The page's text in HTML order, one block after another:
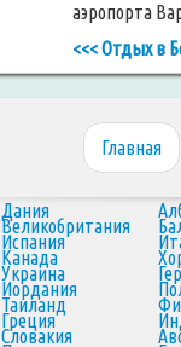
аэропорта
<<< Отдых в
Главная
Дания
Великобритания
Испания
Канада
Украина
Иордания
Таиланд
Греция
Словакия